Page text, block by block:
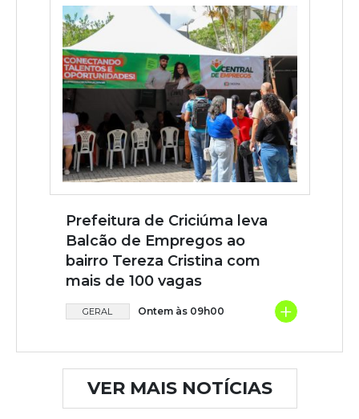
Prefeitura de Criciúma leva
Balcão de Empregos ao
bairro Tereza Cristina com
mais de 100 vagas
GERAL Ontem às 09h00 +
VER MAIS NOTÍCIAS